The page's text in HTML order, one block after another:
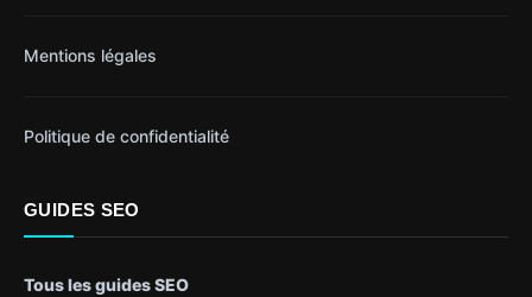
Mentions légales
Politique de confidentialité
GUIDES SEO
Tous les guides SEO